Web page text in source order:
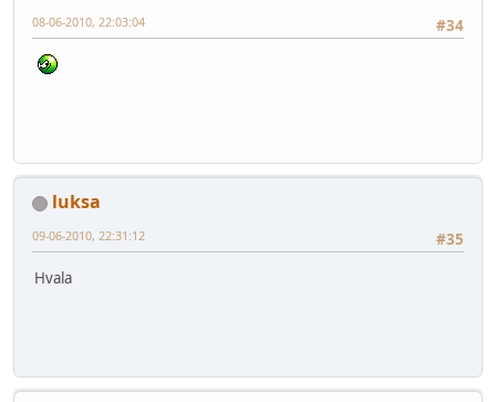
#34
08-06-2010, 22:03:04
luksa
#35
09-06-2010, 22:31:12
Hvala